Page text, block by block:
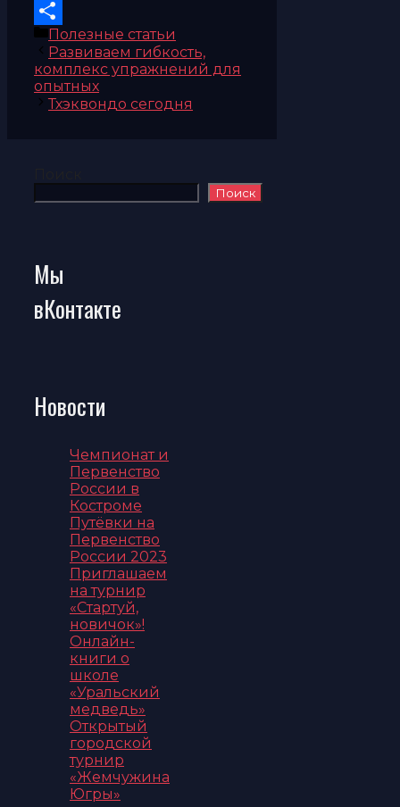
WhatsApp
Отправить
Рубрики
Полезные статьи
Развиваем гибкость,
комплекс упражнений для
опытных
Тхэквондо сегодня
Поиск
Мы
вКонтакте
Новости
Чемпионат и
Первенство
России в
Костроме
Путёвки на
Первенство
России 2023
Приглашаем
на турнир
«Стартуй,
новичок»!
Онлайн-
книги о
школе
«Уральский
медведь»
Открытый
городской
турнир
«Жемчужина
Югры»